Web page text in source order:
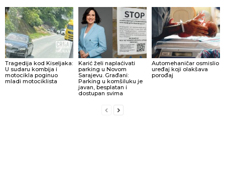
Tragedija kod Kiseljaka:
U sudaru kombija i
motocikla poginuo
mladi motociklista
Karić želi naplaćivati
parking u Novom
Sarajevu. Građani:
Parking u komšiluku je
javan, besplatan i
dostupan svima
Automehaničar osmislio
uređaj koji olakšava
porođaj